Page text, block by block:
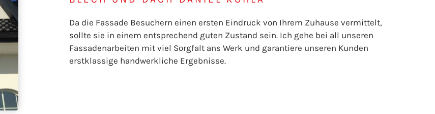
Da die Fassade Besuchern einen ersten Eindruck von Ihrem Zuhause vermittelt,
sollte sie in einem entsprechend guten Zustand sein. Ich gehe bei all unseren
Fassadenarbeiten mit viel Sorgfalt ans Werk und garantiere unseren Kunden
erstklassige handwerkliche Ergebnisse.